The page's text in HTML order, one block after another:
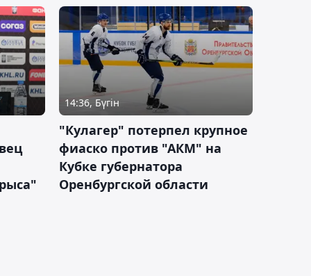
14:36, Бүгін
"Кулагер" потерпел крупное
фиаско против "АКМ" на
Кубке губернатора
Оренбургской области